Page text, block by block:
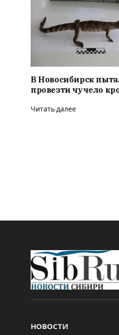
В Новосибирск
провезти чучело
Читать далее
НОВОСТИ